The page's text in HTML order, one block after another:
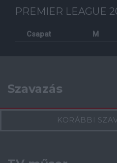
PREMIER LEAGUE
Csapat M
Szavazás
KORÁBBI